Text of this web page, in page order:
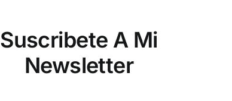
Suscribete A Mi
Newsletter